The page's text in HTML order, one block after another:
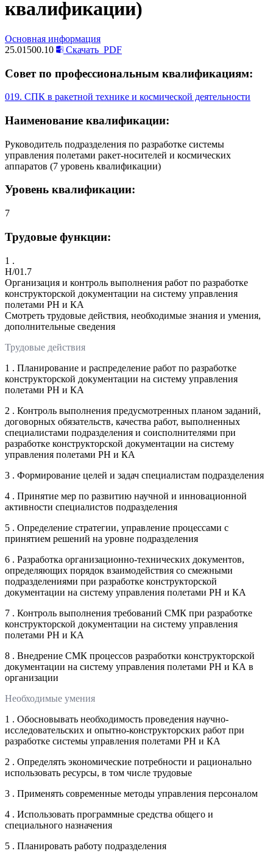
квалификации)
Основная информация
25.01500.10
Скачать PDF
Совет по профессиональным квалификациям:
019. СПК в ракетной технике и космической деятельности
Наименование квалификации:
Руководитель подразделения по разработке системы
управления полетами ракет-носителей и космических
аппаратов (7 уровень квалификации)
Уровень квалификации:
7
Трудовые функции:
1 .
H/01.7
Организация и контроль выполнения работ по разработке
конструкторской документации на систему управления
полетами РН и КА
Смотреть трудовые действия, необходимые знания и умения,
дополнительные сведения
Трудовые действия
1 . Планирование и распределение работ по разработке
конструкторской документации на систему управления
полетами РН и КА
2 . Контроль выполнения предусмотренных планом заданий,
договорных обязательств, качества работ, выполненных
специалистами подразделения и соисполнителями при
разработке конструкторской документации на систему
управления полетами РН и КА
3 . Формирование целей и задач специалистам подразделения
4 . Принятие мер по развитию научной и инновационной
активности специалистов подразделения
5 . Определение стратегии, управление процессами с
принятием решений на уровне подразделения
6 . Разработка организационно-технических документов,
определяющих порядок взаимодействия со смежными
подразделениями при разработке конструкторской
документации на систему управления полетами РН и КА
7 . Контроль выполнения требований СМК при разработке
конструкторской документации на систему управления
полетами РН и КА
8 . Внедрение СМК процессов разработки конструкторской
документации на систему управления полетами РН и КА в
организации
Необходимые умения
1 . Обосновывать необходимость проведения научно-
исследовательских и опытно-конструкторских работ при
разработке системы управления полетами РН и КА
2 . Определять экономические потребности и рационально
использовать ресурсы, в том числе трудовые
3 . Применять современные методы управления персоналом
4 . Использовать программные средства общего и
специального назначения
5 . Планировать работу подразделения